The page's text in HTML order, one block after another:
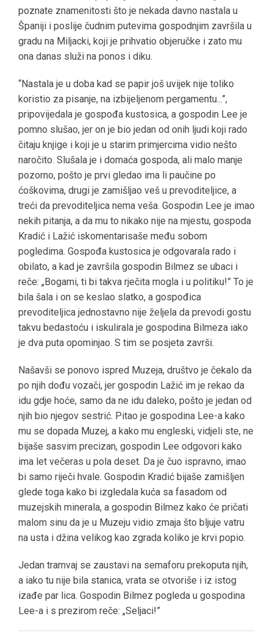
poznate znamenitosti što je nekada davno nastala u
Španiji i poslije čudnim putevima gospodnjim završila u
gradu na Miljacki, koji je prihvatio objeručke i zato mu
ona danas služi na ponos i diku.
“Nastala je u doba kad se papir još uvijek nije toliko
koristio za pisanje, na izbijeljenom pergamentu...”,
pripovijedala je gospođa kustosica, a gospodin Lee je
pomno slušao, jer on je bio jedan od onih ljudi koji rado
čitaju knjige i koji je u starim primjercima vidio nešto
naročito. Slušala je i domaća gospoda, ali malo manje
pozorno, pošto je prvi gledao ima li paučine po
ćoškovima, drugi je zamišljao veš u prevoditeljice, a
treći da prevoditeljica nema veša. Gospodin Lee je imao
nekih pitanja, a da mu to nikako nije na mjestu, gospoda
Kradić i Lažić iskomentarisaše među sobom
pogledima. Gospođa kustosica je odgovarala rado i
obilato, a kad je završila gospodin Bilmez se ubaci i
reče: „Bogami, ti bi takva rječita mogla i u politiku!” To je
bila šala i on se keslao slatko, a gospođica
prevoditeljica jednostavno nije željela da prevodi gostu
takvu bedastoću i iskulirala je gospodina Bilmeza iako
je dva puta opominjao. S tim se posjeta završi.
Našavši se ponovo ispred Muzeja, društvo je čekalo da
po njih dođu vozači, jer gospodin Lažić im je rekao da
idu gdje hoće, samo da ne idu daleko, pošto je jedan od
njih bio njegov sestrić. Pitao je gospodina Lee-a kako
mu se dopada Muzej, a kako mu engleski, vidjeli ste, ne
bijaše sasvim precizan, gospodin Lee odgovori kako
ima let večeras u pola deset. Da je čuo ispravno, imao
bi samo riječi hvale. Gospodin Kradić bijaše zamišljen
glede toga kako bi izgledala kuća sa fasadom od
muzejskih minerala, a gospodin Bilmez kako će pričati
malom sinu da je u Muzeju vidio zmaja što bljuje vatru
na usta i džina velikog kao zgrada koliko je krvi popio.
Jedan tramvaj se zaustavi na semaforu prekoputa njih,
a iako tu nije bila stanica, vrata se otvoriše i iz istog
izađe par lica. Gospodin Bilmez pogleda u gospodina
Lee-a i s prezirom reče: „Seljaci!”